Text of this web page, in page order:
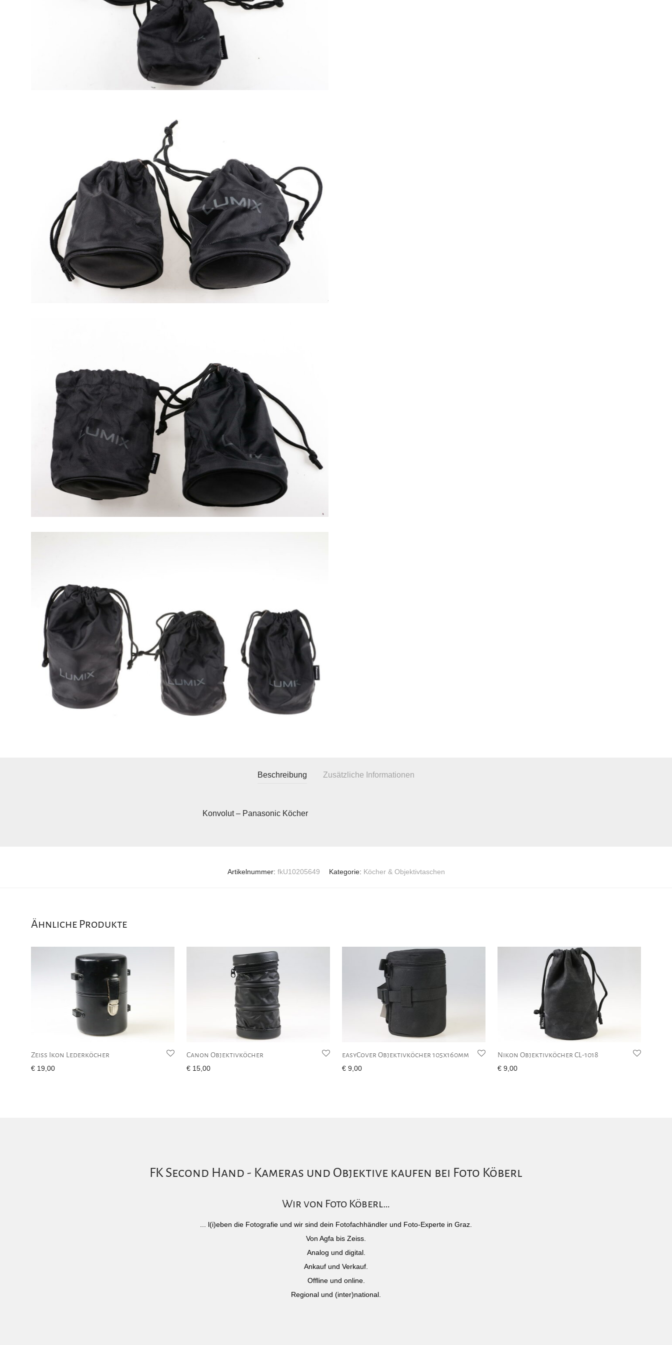
Beschreibung Zusätzliche Informationen
Konvolut – Panasonic Köcher
Artikelnummer: fkU10205649 Kategorie: Köcher & Objektivtaschen
Ähnliche Produkte
Zeiss Ikon Lederköcher
€ 19,00
Canon Objektivköcher
€ 15,00
easyCover Objektivköcher 105x160mm
€ 9,00
Nikon Objektivköcher CL-1018
€ 9,00
FK Second Hand - Kameras und Objektive kaufen bei Foto Köberl
Wir von Foto Köberl…
... l(i)eben die Fotografie und wir sind dein Fotofachhändler und Foto-Experte in Graz.
Von Agfa bis Zeiss.
Analog und digital.
Ankauf und Verkauf.
Offline und online.
Regional und (inter)national.